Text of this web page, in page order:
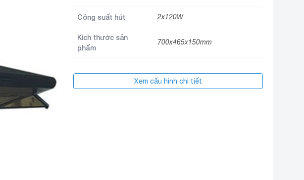
Công suất hút 2x120W
Kích thước sản
phẩm
700x465x150mm
Xem cấu hình chi tiết